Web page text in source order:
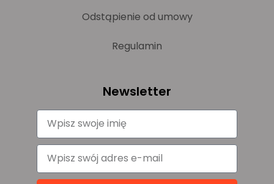
Odstąpienie od umowy
Regulamin
Newsletter